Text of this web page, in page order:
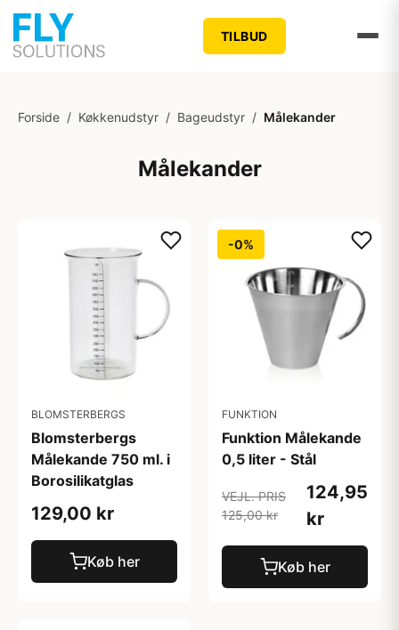
TILBUD
Forside / Køkkenudstyr / Bageudstyr / Målekander
Målekander
BLOMSTERBERGS
Blomsterbergs
Målekande 750 ml. i
Borosilikatglas
129,00 kr
Køb her
-0%
FUNKTION
Funktion Målekande
0,5 liter - Stål
VEJL. PRIS
125,00 kr
124,95
kr
Køb her